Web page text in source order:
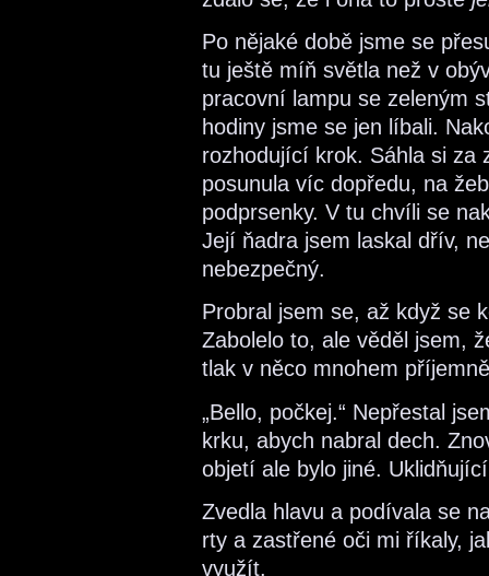
Po nějaké době jsme se
tu ještě míň světla než v
pracovní lampu se zeleným
hodiny jsme se jen líbali.
rozhodující krok. Sáhla si za
posunula víc dopředu, na
podprsenky. V tu chvíli se
Její ňadra jsem laskal dřív,
nebezpečný.
Probral jsem se, až když se
Zabolelo to, ale věděl jsem,
tlak v něco mnohem
„Bello, počkej.“ Nepřestal
krku, abych nabral dech.
objetí ale bylo jiné.
Zvedla hlavu a podívala se
rty a zastřené oči mi říkaly,
využít.